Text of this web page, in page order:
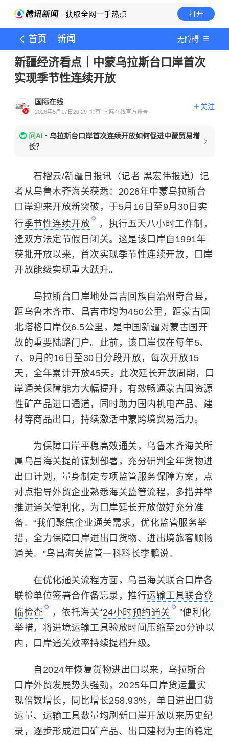
· 获取全网一手热点 打开
首页 新闻 无障碍
新疆经济看点丨中蒙乌拉斯台口岸首次
实现季节性连续开放
国际在线
2026年5月17日20:29 北京 国际在线官方账号
关注
问AI · 乌拉斯台口岸首次连续开放如何促进中蒙贸易增
长？
石榴云/新疆日报讯（记者 黑宏伟报道）记
者从乌鲁木齐海关获悉：2026年中蒙乌拉斯台
口岸迎来开放新突破，于5月16日至9月30日实
行季节性连续开放
，执行五天八小时工作制，
逢双方法定节假日闭关。这是该口岸自1991年
获批开放以来，首次实现季节性连续开放，口岸
开放能级实现重大跃升。
乌拉斯台口岸地处昌吉回族自治州奇台县，
距乌鲁木齐市、昌吉市均为450公里，距蒙古国
北塔格口岸仅6.5公里，是中国新疆对蒙古国开
放的重要陆路门户。此前，该口岸仅在每年5、
7、9月的16日至30日分段开放，每次开放15
天，全年累计开放45天。此次延长开放周期，口
岸通关保障能力大幅提升，有效畅通蒙古国 资源
性矿产品进口通道，同时助力国内机电产品、建
材等商品出口，持续激活中蒙跨境贸易活力。
为保障口岸平稳高效通关，乌鲁木齐海关所
属乌昌海关提前谋划部署，充分研判全年货物进
出口计划，量身制定专项监管服务保障方案，点
对点指导外贸企业熟悉海关监管流程，多措并举
推进通关便利化，为口岸延长开放做好充分准
备。“我们聚焦企业通关需求，优化监管服务举
措，全力保障口岸进出口货物、进出境旅客顺畅
通关。”乌昌海关监管一科科长李鹏说。
在优化通关流程方面，乌昌海关联合口岸各
联检单位签署合作备忘录，推行运输工具联合登
临检查
，依托海关“24小时预约通关
”便利化
举措，将进境运输工具验放时间压缩至20分钟以
内，口岸通关效率持续提档升级。
自2024年恢复货物进出口以来，乌拉斯台
口岸外贸发展势头强劲，2025年口岸货运量实
现倍数增长，同比增长258.93%，单日进出口货
运量、运输工具数量均刷新口岸开放以来历史纪
录，逐步形成进口矿产品、出口建材为主的稳定